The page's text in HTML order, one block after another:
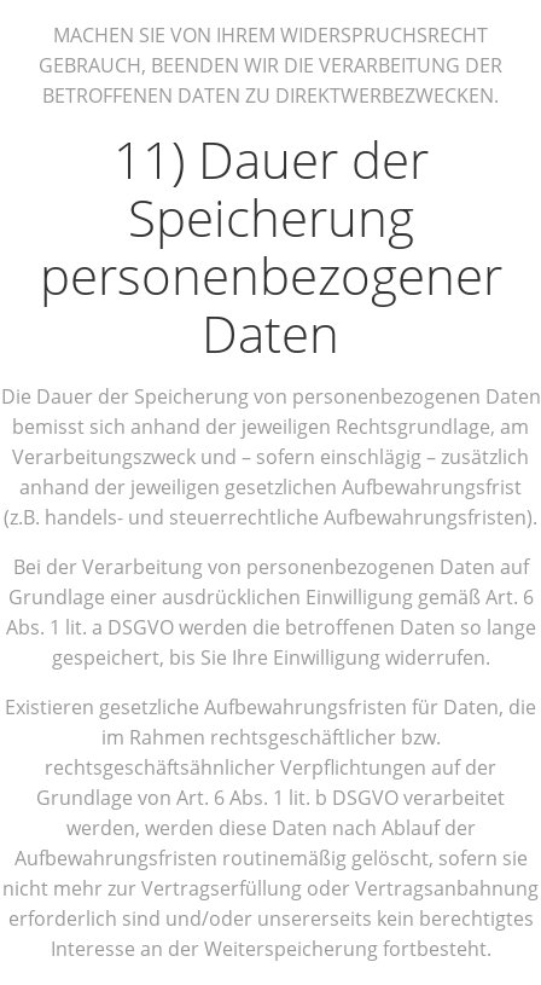
MACHEN SIE VON IHREM WIDERSPRUCHSRECHT
GEBRAUCH, BEENDEN WIR DIE VERARBEITUNG DER
BETROFFENEN DATEN ZU DIREKTWERBEZWECKEN.
11) Dauer der
Speicherung
personenbezogener
Daten
Die Dauer der Speicherung von personenbezogenen Daten
bemisst sich anhand der jeweiligen Rechtsgrundlage, am
Verarbeitungszweck und – sofern einschlägig – zusätzlich
anhand der jeweiligen gesetzlichen Aufbewahrungsfrist
(z.B. handels- und steuerrechtliche Aufbewahrungsfristen).
Bei der Verarbeitung von personenbezogenen Daten auf
Grundlage einer ausdrücklichen Einwilligung gemäß Art. 6
Abs. 1 lit. a DSGVO werden die betroffenen Daten so lange
gespeichert, bis Sie Ihre Einwilligung widerrufen.
Existieren gesetzliche Aufbewahrungsfristen für Daten, die
im Rahmen rechtsgeschäftlicher bzw.
rechtsgeschäftsähnlicher Verpflichtungen auf der
Grundlage von Art. 6 Abs. 1 lit. b DSGVO verarbeitet
werden, werden diese Daten nach Ablauf der
Aufbewahrungsfristen routinemäßig gelöscht, sofern sie
nicht mehr zur Vertragserfüllung oder Vertragsanbahnung
erforderlich sind und/oder unsererseits kein berechtigtes
Interesse an der Weiterspeicherung fortbesteht.